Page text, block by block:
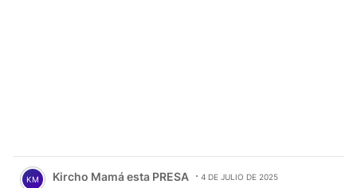
Comentario de Kircho Mamá esta PRESA.
KM Kircho Mamá esta PRESA 4 DE JULIO DE 2025